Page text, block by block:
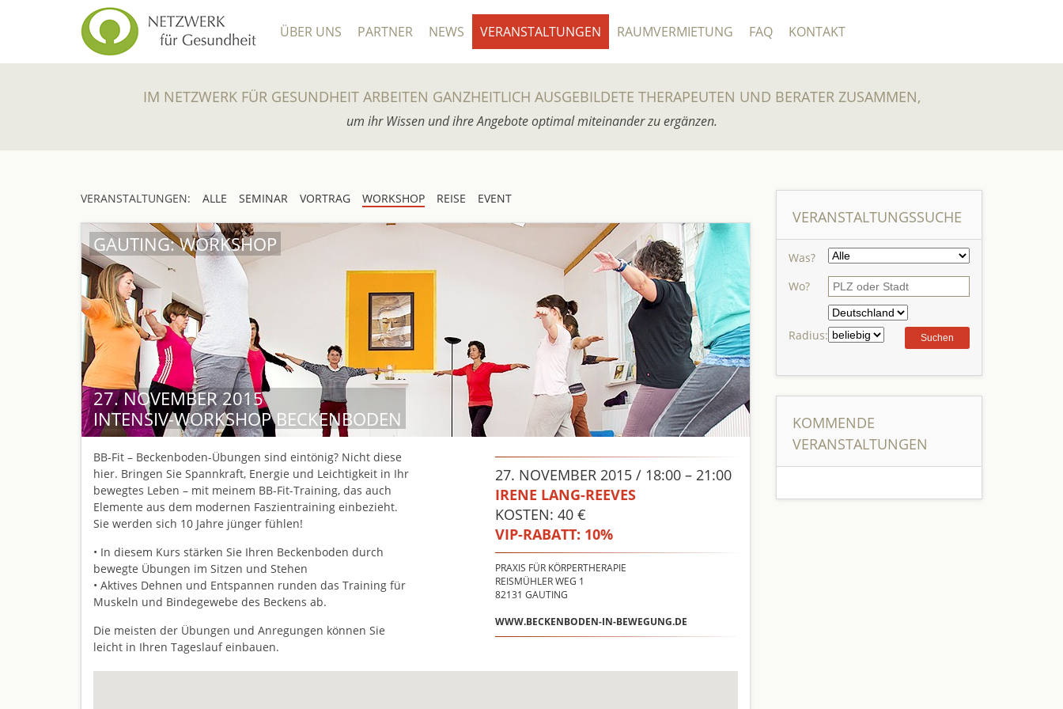
ÜBER UNS PARTNER NEWS VERANSTALTUNGEN RAUMVERMIETUNG FAQ KONTAKT
IM NETZWERK FÜR GESUNDHEIT ARBEITEN GANZHEITLICH AUSGEBILDETE THERAPEUTEN UND BERATER ZUSAMMEN,
um ihr Wissen und ihre Angebote optimal miteinander zu ergänzen.
VERANSTALTUNGEN: ALLE SEMINAR VORTRAG WORKSHOP REISE EVENT
27. NOVEMBER 2015
INTENSIV-WORKSHOP BECKENBODEN
GAUTING: WORKSHOP
27. NOVEMBER 2015 / 18:00 – 21:00
IRENE LANG-REEVES
KOSTEN: 40 €
VIP-RABATT: 10%
PRAXIS FÜR KÖRPERTHERAPIE
REISMÜHLER WEG 1
82131 GAUTING
WWW.BECKENBODEN-IN-BEWEGUNG.DE
BB-Fit – Beckenboden-Übungen sind eintönig? Nicht diese
hier. Bringen Sie Spannkraft, Energie und Leichtigkeit in Ihr
bewegtes Leben – mit meinem BB-Fit-Training, das auch
Elemente aus dem modernen Faszientraining einbezieht.
Sie werden sich 10 Jahre jünger fühlen!
• In diesem Kurs stärken Sie Ihren Beckenboden durch
bewegte Übungen im Sitzen und Stehen
• Aktives Dehnen und Entspannen runden das Training für
Muskeln und Bindegewebe des Beckens ab.
Die meisten der Übungen und Anregungen können Sie
leicht in Ihren Tageslauf einbauen.
VERANSTALTUNGSSUCHE
Was?
Wo?
Radius:
KOMMENDE
VERANSTALTUNGEN